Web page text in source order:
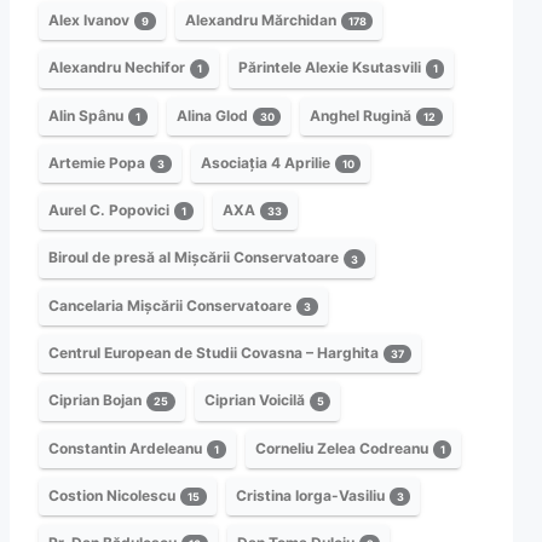
Alex Ivanov 9 Alexandru Mărchidan 178
Alexandru Nechifor 1 Părintele Alexie Ksutasvili 1
Alin Spânu 1 Alina Glod 30 Anghel Rugină 12
Artemie Popa 3 Asociația 4 Aprilie 10
Aurel C. Popovici 1 AXA 33
Biroul de presă al Mișcării Conservatoare 3
Cancelaria Mișcării Conservatoare 3
Centrul European de Studii Covasna – Harghita 37
Ciprian Bojan 25 Ciprian Voicilă 5
Constantin Ardeleanu 1 Corneliu Zelea Codreanu 1
Costion Nicolescu 15 Cristina Iorga-Vasiliu 3